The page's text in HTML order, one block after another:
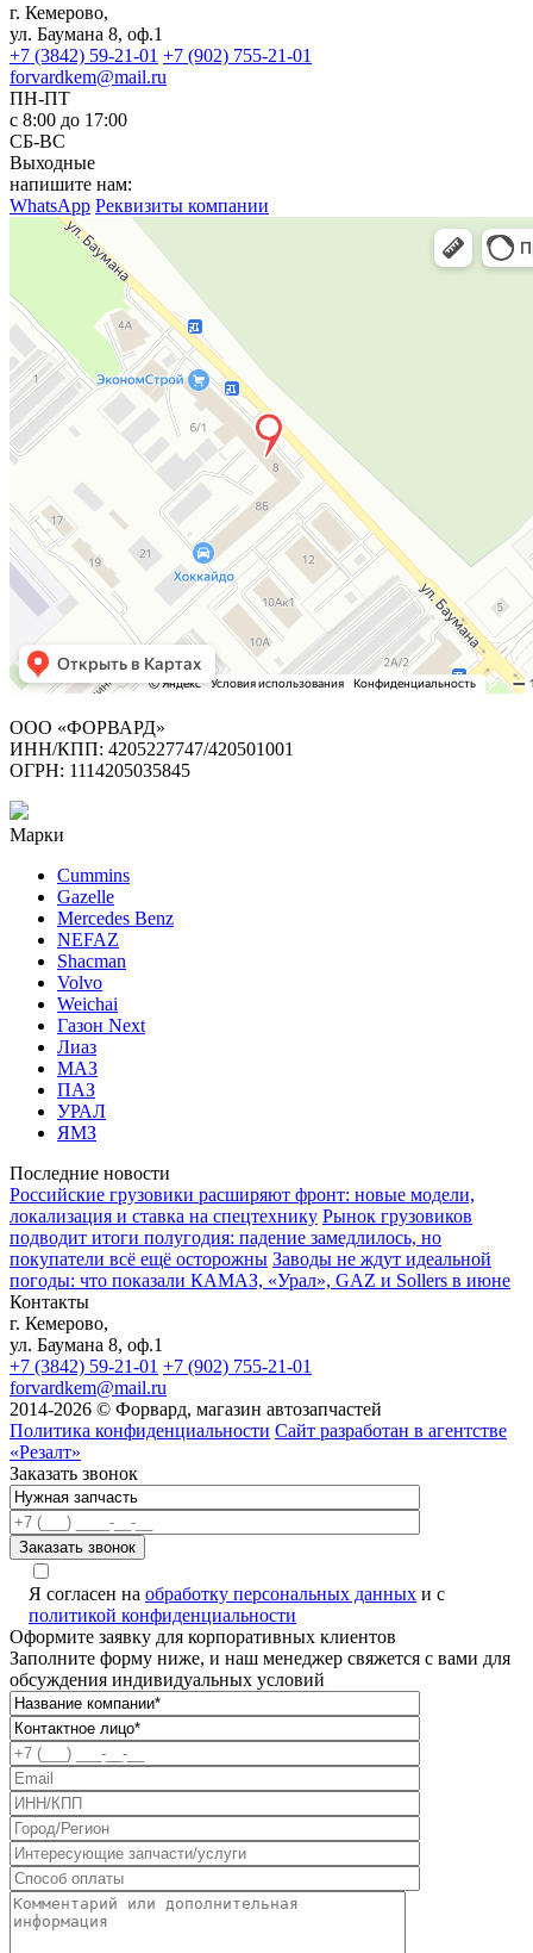
г. Кемерово,
ул. Баумана 8, оф.1
+7 (3842) 59-21-01 +7 (902) 755-21-01
forvardkem@mail.ru
ПН-ПТ
с 8:00 до 17:00
СБ-ВС
Выходные
напишите нам:
WhatsApp Реквизиты компании
ООО «ФОРВАРД»
ИНН/КПП: 4205227747/420501001
ОГРН: 1114205035845
Марки
Cummins
Gazelle
Mercedes Benz
NEFAZ
Shacman
Volvo
Weichai
Газон Next
Лиаз
МАЗ
ПАЗ
УРАЛ
ЯМЗ
Последние новости
Российские грузовики расширяют фронт: новые модели,
локализация и ставка на спецтехнику Рынок грузовиков
подводит итоги полугодия: падение замедлилось, но
покупатели всё ещё осторожны Заводы не ждут идеальной
погоды: что показали КАМАЗ, «Урал», GAZ и Sollers в июне
Контакты
г. Кемерово,
ул. Баумана 8, оф.1
+7 (3842) 59-21-01 +7 (902) 755-21-01
forvardkem@mail.ru
2014-2026 © Форвард, магазин автозапчастей
Политика конфиденциальности Сайт разработан в агентстве
«Резалт»
Заказать звонок
Я согласен на обработку персональных данных и с
политикой конфиденциальности
Оформите заявку для корпоративных клиентов
Заполните форму ниже, и наш менеджер свяжется с вами для
обсуждения индивидуальных условий